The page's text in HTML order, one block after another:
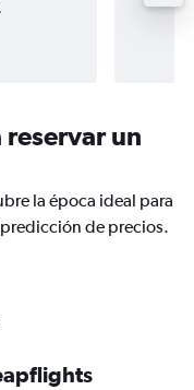
un
la época ideal para
de precios.